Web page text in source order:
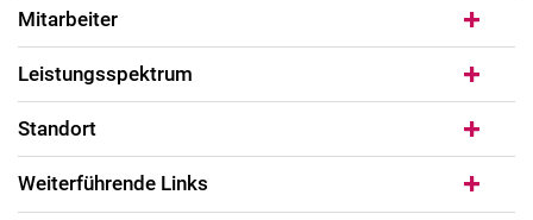
Mitarbeiter
Leistungsspektrum
Standort
Weiterführende Links